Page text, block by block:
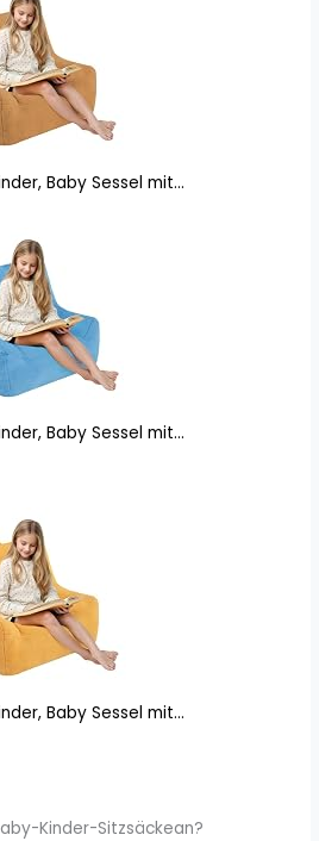
Baby Sessel mit...
Baby Sessel mit...
Baby Sessel mit...
Kinder-Sitzsäckean?